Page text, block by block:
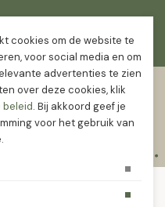
cookies om de website te
voor social media en om
advertenties te zien
over deze cookies, klik
beleid. Bij akkoord geef je
voor het gebruik van